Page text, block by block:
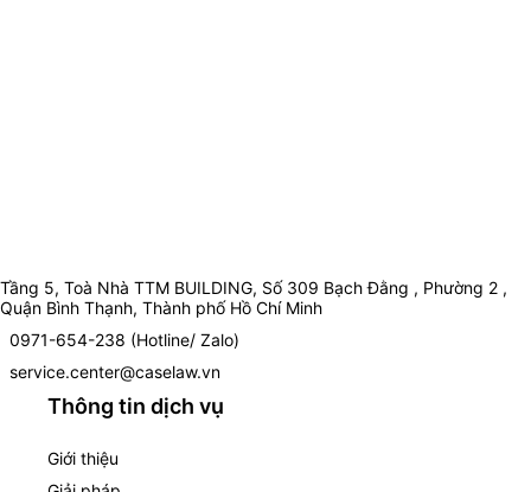
Tầng 5, Toà Nhà TTM BUILDING, Số 309 Bạch Đằng , Phường 2 ,
Quận Bình Thạnh, Thành phố Hồ Chí Minh
0971-654-238 (Hotline/ Zalo)
service.center@caselaw.vn
Thông tin dịch vụ
Giới thiệu